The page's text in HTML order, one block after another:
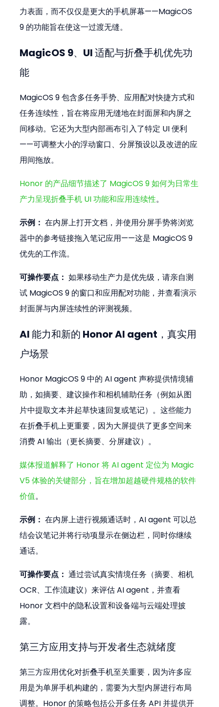
力表面，而不仅仅是更大的手机屏幕——MagicOS
9 的功能旨在使这一过渡无缝。
MagicOS 9、UI 适配与折叠手机优先功
能
MagicOS 9 包含多任务手势、应用配对快捷方式和
任务连续性，旨在将应用无缝地在封面屏和内屏之
间移动。它还为大型内部画布引入了特定 UI 便利
——可调整大小的浮动窗口、分屏预设以及改进的应
用间拖放。
Honor 的产品细节描述了 MagicOS 9 如何为日常生
产力呈现折叠手机 UI 功能和应用连续性。
示例： 在内屏上打开文档，并使用分屏手势将浏览
器中的参考链接拖入笔记应用——这是 MagicOS 9
优先的工作流。
可操作要点： 如果移动生产力是优先级，请亲自测
试 MagicOS 9 的窗口和应用配对功能，并查看演示
封面屏与内屏连续性的评测视频。
AI 能力和新的 Honor AI agent，真实用
户场景
Honor MagicOS 9 中的 AI agent 声称提供情境辅
助，如摘要、建议操作和相机辅助任务（例如从图
片中提取文本并起草快速回复或笔记）。这些能力
在折叠手机上更重要，因为大屏提供了更多空间来
消费 AI 输出（更长摘要、分屏建议）。
媒体报道解释了 Honor 将 AI agent 定位为 Magic
V5 体验的关键部分，旨在增加超越硬件规格的软件
价值。
示例： 在内屏上进行视频通话时，AI agent 可以总
结会议笔记并将行动项显示在侧边栏，同时你继续
通话。
可操作要点： 通过尝试真实情境任务（摘要、相机
OCR、工作流建议）来评估 AI agent，并查看
Honor 文档中的隐私设置和设备端与云端处理披
露。
第三方应用支持与开发者生态就绪度
第三方应用优化对折叠手机至关重要，因为许多应
用是为单屏手机构建的，需要为大型内屏进行布局
调整。Honor 的策略包括公开多任务 API 并提供开